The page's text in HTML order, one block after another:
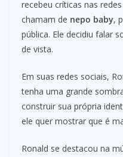
recebeu críticas nas
chamam de nepo baby,
pública. Ele decidiu falar
de vista.
Em suas redes sociais,
tenha uma grande
construir sua própria
ele quer mostrar que é
Ronald se destacou na